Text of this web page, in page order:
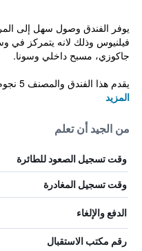
يوفر الفندق وصول سهل إلى
فيلنيوس وذلك لانه يتمركز في
جاكوزي، مسبح داخلي وسونا.
يقدم هذا الفندق والمصنف 5 نجوم حمام تركي...
المزيد
من الجيد أن تعلم
وقت تسجيل الصعود للطائرة
وقت تسجيل المغادرة
الدفع والإلغاء
رقم مكتب الاستقبال